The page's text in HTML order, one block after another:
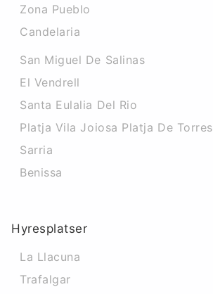
Zona Pueblo
Candelaria
San Miguel De Salinas
El Vendrell
Santa Eulalia Del Rio
Platja Vila Joiosa Platja De Torres
Sarria
Benissa
Hyresplatser
La Llacuna
Trafalgar